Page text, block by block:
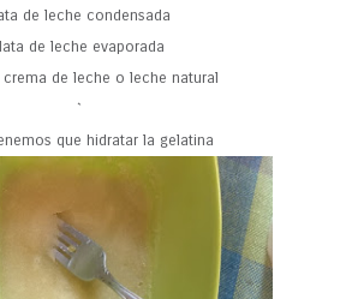
de leche condensada
de leche evaporada
de leche o leche natural
`
que hidratar la gelatina